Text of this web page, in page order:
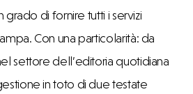
grado di fornire tutti i servizi
Con una particolarità: da
settore dell’editoria quotidiana
in toto di due testate